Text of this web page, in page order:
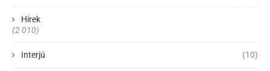
Hírek
(2 010)
Interjú (10)